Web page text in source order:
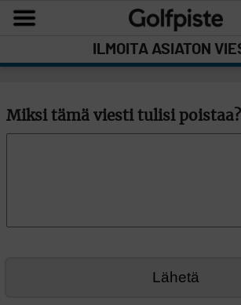
ILMOITA ASIATON
Miksi tämä viesti tulisi poistaa?